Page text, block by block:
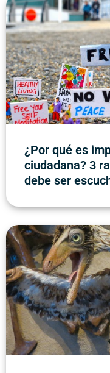
¿Por qué es
ciudadana? 3
debe ser